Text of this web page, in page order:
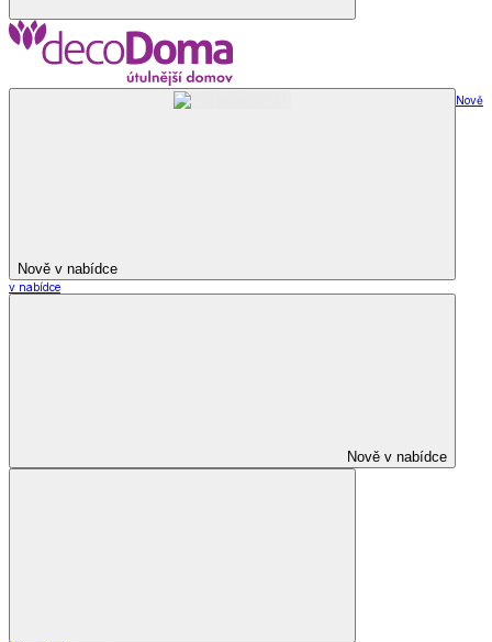
Nově v nabídce
Nově
v nabídce
Nově v nabídce